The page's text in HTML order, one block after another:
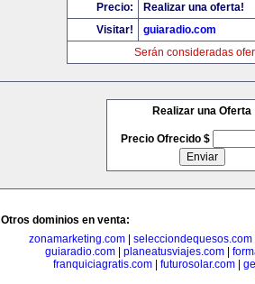
Precio:
Realizar una oferta!
Visitar!
guiaradio.com
Serán consideradas
Realizar una Oferta
Precio Ofrecido $
Otros dominios en venta:
zonamarketing.com| selecciondequesos.com
guiaradio.com
planeatusviajes.com
franquiciagratis.com
futurosolar.com